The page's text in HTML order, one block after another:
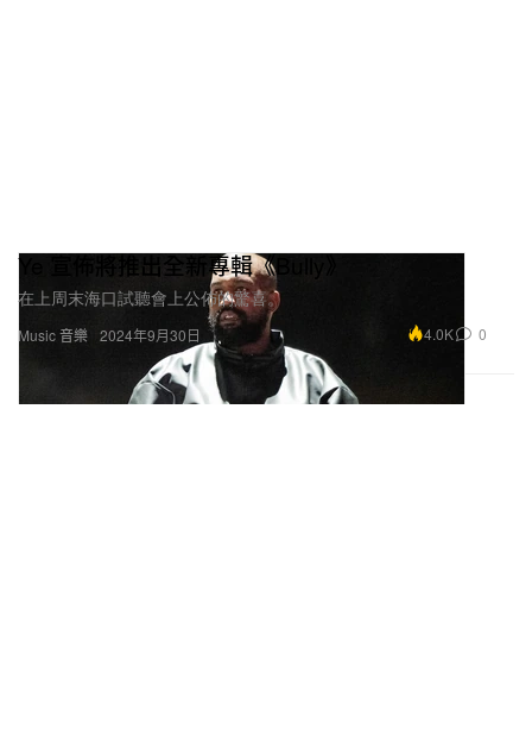
Music 音樂
Ye 宣佈將推出全新專輯《Bully》
在上周末海口試聽會上公佈的驚喜。
2024年9月30日 4.0K 0